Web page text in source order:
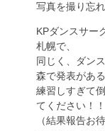
写真を撮り忘
KPダンスサー
札幌で、
同じく、ダン
森で発表があ
練習しすぎて
てください！！
（結果報告お